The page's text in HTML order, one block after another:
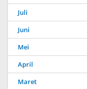
Juli
Juni
Mei
April
Maret